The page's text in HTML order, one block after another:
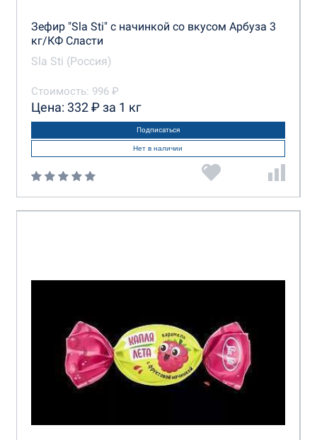
Зефир "Sla Sti" с начинкой со вкусом Арбуза 3
кг/КФ Сласти
Sla Sti (Россия)
Стоимость: 996 ₽
Цена: 332 ₽ за 1 кг
Подписаться
Нет в наличии